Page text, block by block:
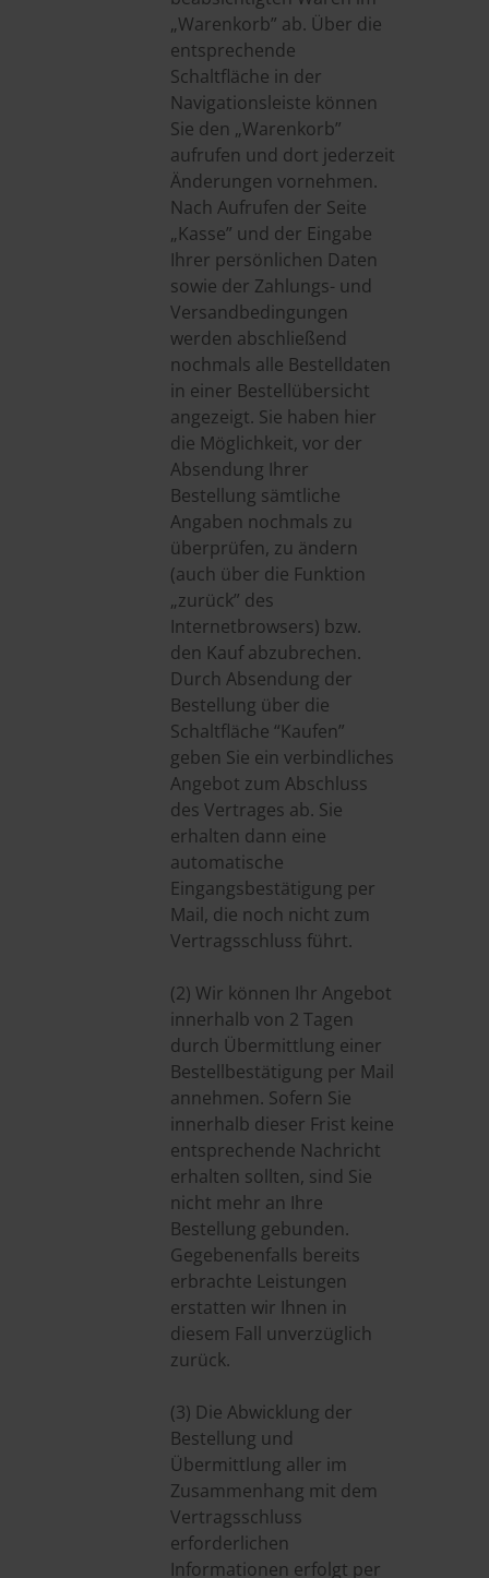
„Warenkorb” ab. Über die
entsprechende
Schaltfläche in der
Navigationsleiste können
Sie den „Warenkorb”
aufrufen und dort jederzeit
Änderungen vornehmen.
Nach Aufrufen der Seite
„Kasse” und der Eingabe
Ihrer persönlichen Daten
sowie der Zahlungs- und
Versandbedingungen
werden abschließend
nochmals alle Bestelldaten
in einer Bestellübersicht
angezeigt. Sie haben hier
die Möglichkeit, vor der
Absendung Ihrer
Bestellung sämtliche
Angaben nochmals zu
überprüfen, zu ändern
(auch über die Funktion
„zurück” des
Internetbrowsers) bzw.
den Kauf abzubrechen.
Durch Absendung der
Bestellung über die
Schaltfläche “Kaufen”
geben Sie ein verbindliches
Angebot zum Abschluss
des Vertrages ab. Sie
erhalten dann eine
automatische
Eingangsbestätigung per
Mail, die noch nicht zum
Vertragsschluss führt.
(2) Wir können Ihr Angebot
innerhalb von 2 Tagen
durch Übermittlung einer
Bestellbestätigung per Mail
annehmen. Sofern Sie
innerhalb dieser Frist keine
entsprechende Nachricht
erhalten sollten, sind Sie
nicht mehr an Ihre
Bestellung gebunden.
Gegebenenfalls bereits
erbrachte Leistungen
erstatten wir Ihnen in
diesem Fall unverzüglich
zurück.
(3) Die Abwicklung der
Bestellung und
Übermittlung aller im
Zusammenhang mit dem
Vertragsschluss
erforderlichen
Informationen erfolgt per